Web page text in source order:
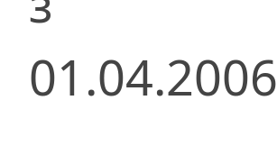
01.04.2006